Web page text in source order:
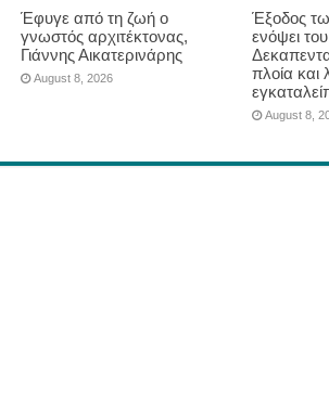
Έφυγε από τη ζωή ο
γνωστός αρχιτέκτονας,
Γιάννης Αικατερινάρης
August 8, 2026
Έξοδος
ενόψει του
πλοία και
August 8,